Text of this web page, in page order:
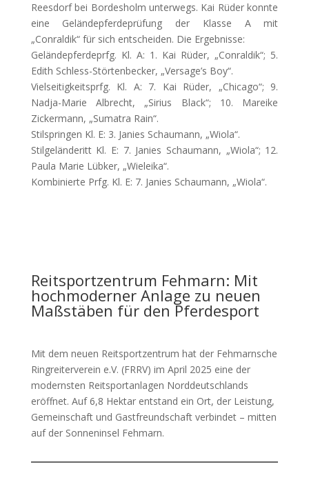
Reesdorf bei Bordesholm unterwegs. Kai Rüder konnte
eine Geländepferdeprüfung der Klasse A mit
„Conraldik“ für sich entscheiden. Die Ergebnisse:
Geländepferdeprfg. Kl. A: 1. Kai Rüder, „Conraldik“; 5.
Edith Schless-Störtenbecker, „Versage’s Boy“.
Vielseitigkeitsprfg. Kl. A: 7. Kai Rüder, „Chicago“; 9.
Nadja-Marie Albrecht, „Sirius Black“; 10. Mareike
Zickermann, „Sumatra Rain“.
Stilspringen Kl. E: 3. Janies Schaumann, „Wiola“.
Stilgeländeritt Kl. E: 7. Janies Schaumann, „Wiola“; 12.
Paula Marie Lübker, „Wieleika“.
Kombinierte Prfg. Kl. E: 7. Janies Schaumann, „Wiola“.
Reitsportzentrum Fehmarn: Mit
hochmoderner Anlage zu neuen
Maßstäben für den Pferdesport
Mit dem neuen Reitsportzentrum hat der Fehmarnsche
Ringreiterverein e.V. (FRRV) im April 2025 eine der
modernsten Reitsportanlagen Norddeutschlands
eröffnet. Auf 6,8 Hektar entstand ein Ort, der Leistung,
Gemeinschaft und Gastfreundschaft verbindet – mitten
auf der Sonneninsel Fehmarn.